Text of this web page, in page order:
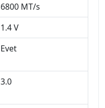
6800 MT/s
1.4 V
Evet
3.0